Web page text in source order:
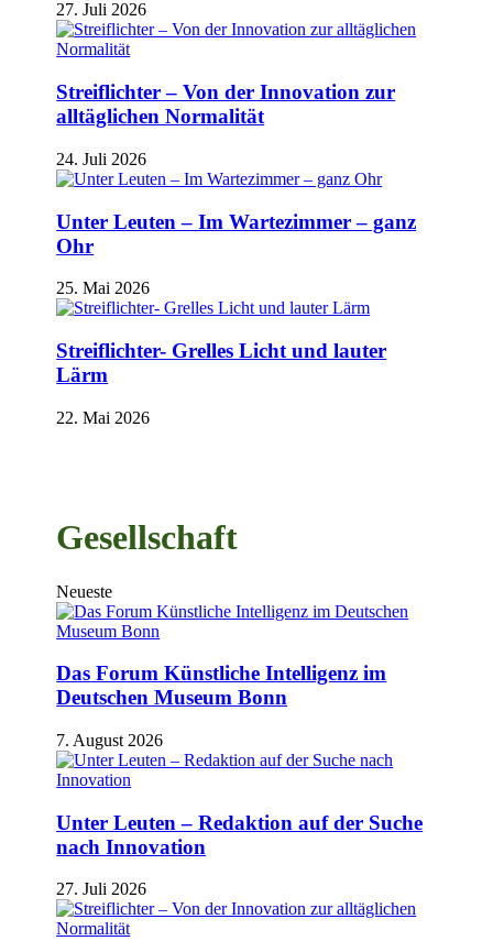
27. Juli 2026
Streiflichter – Von der Innovation zur
alltäglichen Normalität
24. Juli 2026
Unter Leuten – Im Wartezimmer – ganz
Ohr
25. Mai 2026
Streiflichter- Grelles Licht und lauter
Lärm
22. Mai 2026
Gesellschaft
Neueste
Das Forum Künstliche Intelligenz im
Deutschen Museum Bonn
7. August 2026
Unter Leuten – Redaktion auf der Suche
nach Innovation
27. Juli 2026